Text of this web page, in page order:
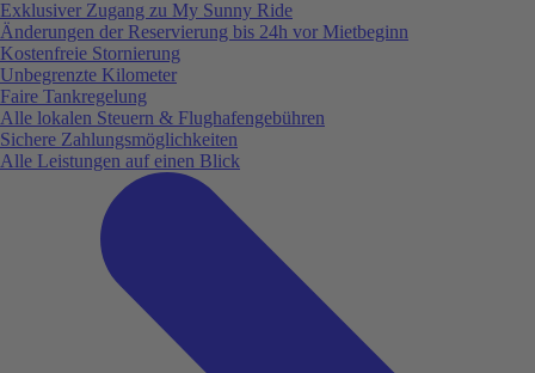
Exklusiver Zugang zu My Sunny Ride
Änderungen der Reservierung bis 24h vor Mietbeginn
Kostenfreie Stornierung
Unbegrenzte Kilometer
Faire Tankregelung
Alle lokalen Steuern & Flughafengebühren
Sichere Zahlungsmöglichkeiten
Alle Leistungen auf einen Blick